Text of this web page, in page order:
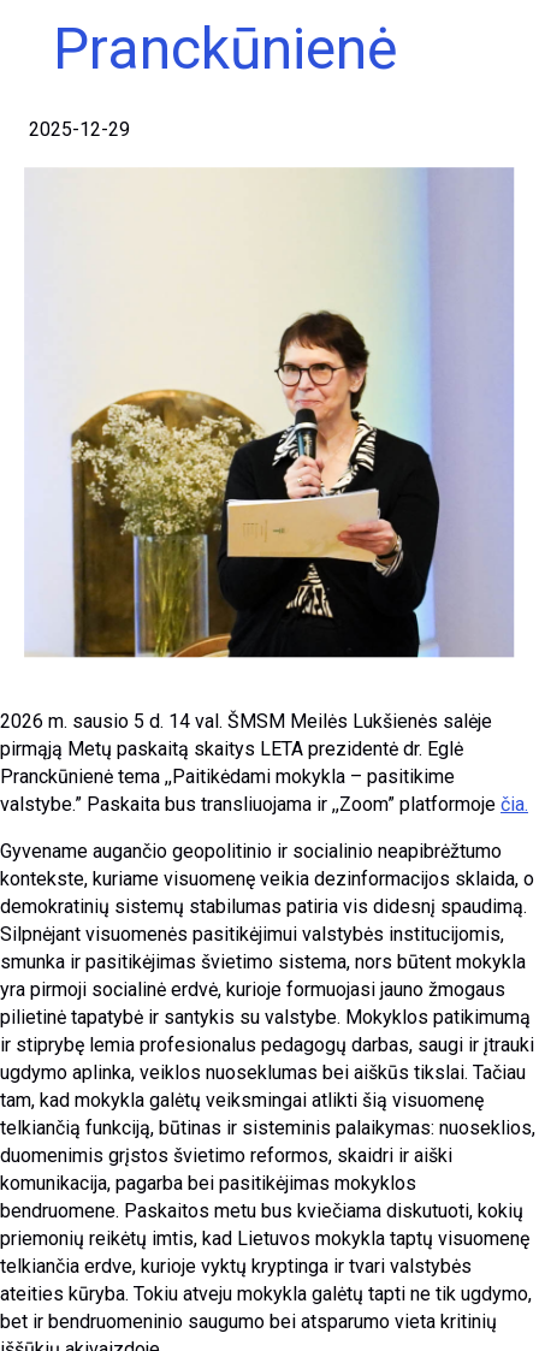
Pranckūnienė
2025-12-29
2026 m. sausio 5 d. 14 val. ŠMSM Meilės Lukšienės salėje
pirmąją Metų paskaitą skaitys LETA prezidentė dr. Eglė
Pranckūnienė tema ,,Paitikėdami mokykla – pasitikime
valstybe.” Paskaita bus transliuojama ir ,,Zoom” platformoje čia.
Gyvename augančio geopolitinio ir socialinio neapibrėžtumo
kontekste, kuriame visuomenę veikia dezinformacijos sklaida, o
demokratinių sistemų stabilumas patiria vis didesnį spaudimą.
Silpnėjant visuomenės pasitikėjimui valstybės institucijomis,
smunka ir pasitikėjimas švietimo sistema, nors būtent mokykla
yra pirmoji socialinė erdvė, kurioje formuojasi jauno žmogaus
pilietinė tapatybė ir santykis su valstybe. Mokyklos patikimumą
ir stiprybę lemia profesionalus pedagogų darbas, saugi ir įtrauki
ugdymo aplinka, veiklos nuoseklumas bei aiškūs tikslai. Tačiau
tam, kad mokykla galėtų veiksmingai atlikti šią visuomenę
telkiančią funkciją, būtinas ir sisteminis palaikymas: nuoseklios,
duomenimis grįstos švietimo reformos, skaidri ir aiški
komunikacija, pagarba bei pasitikėjimas mokyklos
bendruomene. Paskaitos metu bus kviečiama diskutuoti, kokių
priemonių reikėtų imtis, kad Lietuvos mokykla taptų visuomenę
telkiančia erdve, kurioje vyktų kryptinga ir tvari valstybės
ateities kūryba. Tokiu atveju mokykla galėtų tapti ne tik ugdymo,
bet ir bendruomeninio saugumo bei atsparumo vieta kritinių